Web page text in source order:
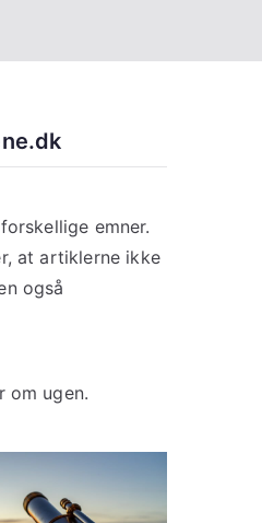
emner.
at artiklerne ikke
også
om ugen.